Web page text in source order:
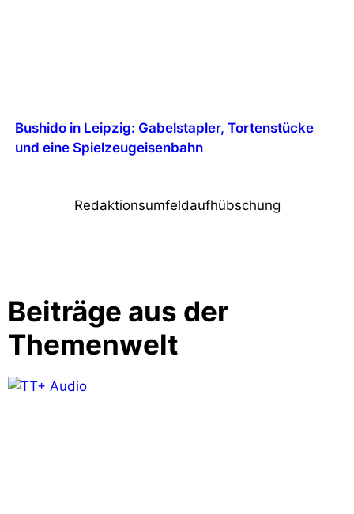
Bushido in Leipzig: Gabelstapler, Tortenstücke
und eine Spielzeugeisenbahn
Redaktionsumfeldaufhübschung
Beiträge aus der
Themenwelt